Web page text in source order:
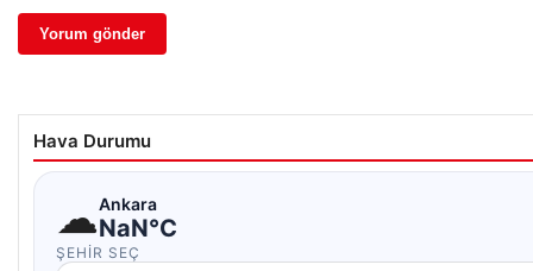
Hava Durumu
☁Ankara
NaN°C
ŞEHIR SEÇ